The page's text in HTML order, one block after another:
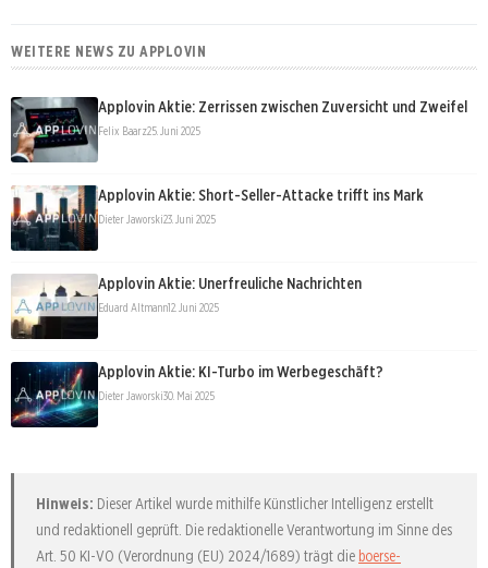
WEITERE NEWS ZU APPLOVIN
Applovin Aktie: Zerrissen zwischen Zuversicht und Zweifel
Felix Baarz25. Juni 2025
Applovin Aktie: Short-Seller-Attacke trifft ins Mark
Dieter Jaworski23. Juni 2025
Applovin Aktie: Unerfreuliche Nachrichten
Eduard Altmann12. Juni 2025
Applovin Aktie: KI-Turbo im Werbegeschäft?
Dieter Jaworski30. Mai 2025
Hinweis: Dieser Artikel wurde mithilfe Künstlicher Intelligenz erstellt
und redaktionell geprüft. Die redaktionelle Verantwortung im Sinne des
Art. 50 KI-VO (Verordnung (EU) 2024/1689) trägt die boerse-